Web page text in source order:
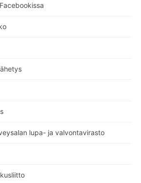
lupa- ja valvontavirasto